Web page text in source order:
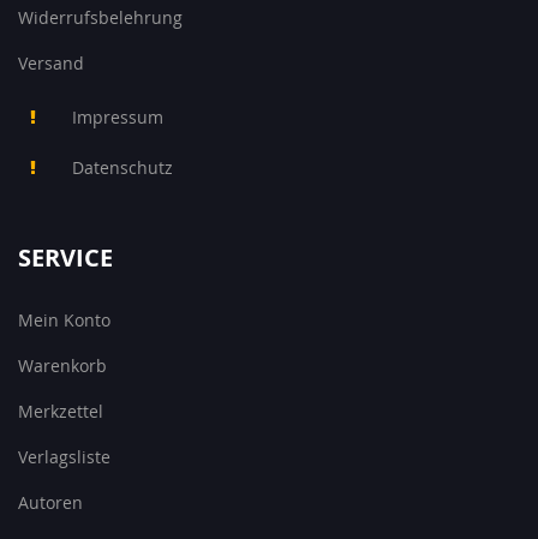
Widerrufsbelehrung
Versand
Impressum
Datenschutz
SERVICE
Mein Konto
Warenkorb
Merkzettel
Verlagsliste
Autoren